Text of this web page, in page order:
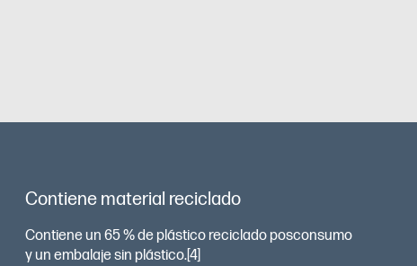
Contiene material reciclado
Contiene un 65 % de plástico reciclado posconsumo
y un embalaje sin plástico.[4]